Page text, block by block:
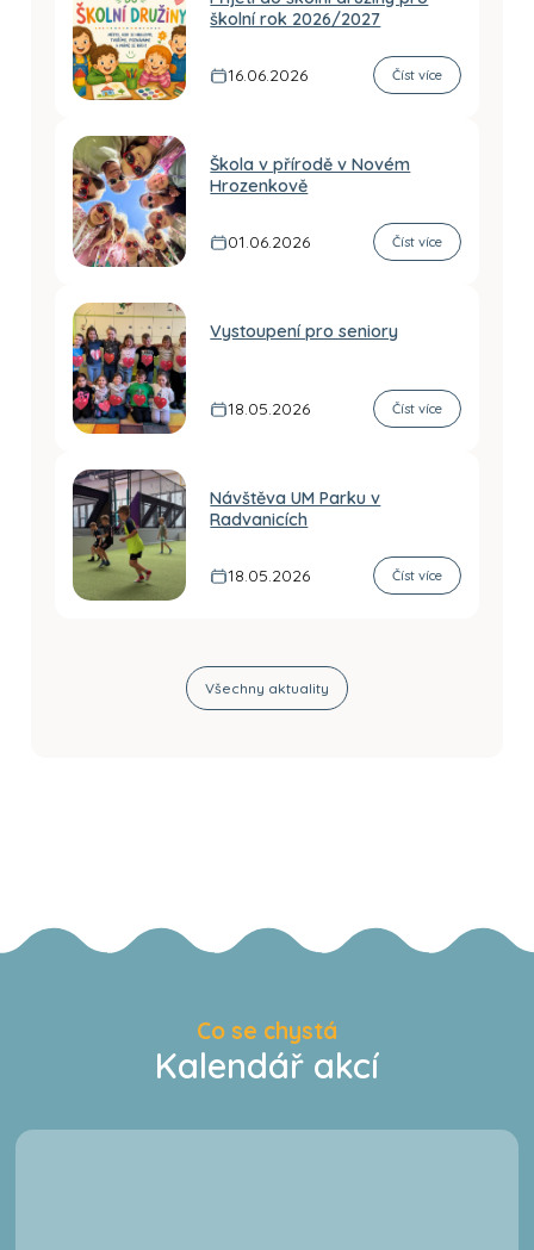
školní rok 2026/2027
16.06.2026 Číst více
Škola v přírodě v Novém
Hrozenkově
01.06.2026 Číst více
Vystoupení pro seniory
18.05.2026 Číst více
Návštěva UM Parku v
Radvanicích
18.05.2026 Číst více
Všechny aktuality
Co se chystá
Kalendář akcí